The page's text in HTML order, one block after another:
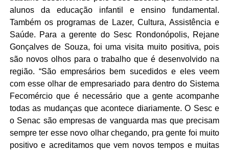
alunos da educação infantil e ensino fundamental.
Também os programas de Lazer, Cultura, Assistência e
Saúde. Para a gerente do Sesc Rondonópolis, Rejane
Gonçalves de Souza, foi uma visita muito positiva, pois
são novos olhos para o trabalho que é desenvolvido na
região. “São empresários bem sucedidos e eles veem
com esse olhar de empresariado para dentro do Sistema
Fecomércio que é necessário que a gente acompanhe
todas as mudanças que acontece diariamente. O Sesc e
o Senac são empresas de vanguarda mas que precisam
sempre ter esse novo olhar chegando, pra gente foi muito
positivo e acreditamos que vem novos tempos e muitas